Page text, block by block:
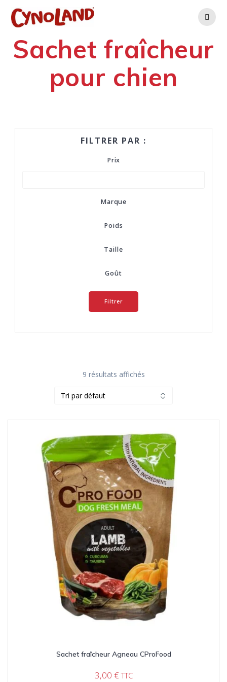
Sachet fraîcheur
pour chien
FILTRER PAR :
Prix
Marque
Poids
Taille
Goût
Filtrer
9 résultats affichés
Sachet fraîcheur Agneau CProFood
3,00 € TTC